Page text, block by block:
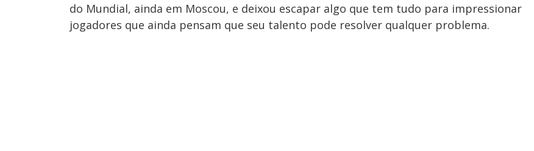
do Mundial, ainda em Moscou, e deixou escapar algo que tem tudo para impressionar
jogadores que ainda pensam que seu talento pode resolver qualquer problema.